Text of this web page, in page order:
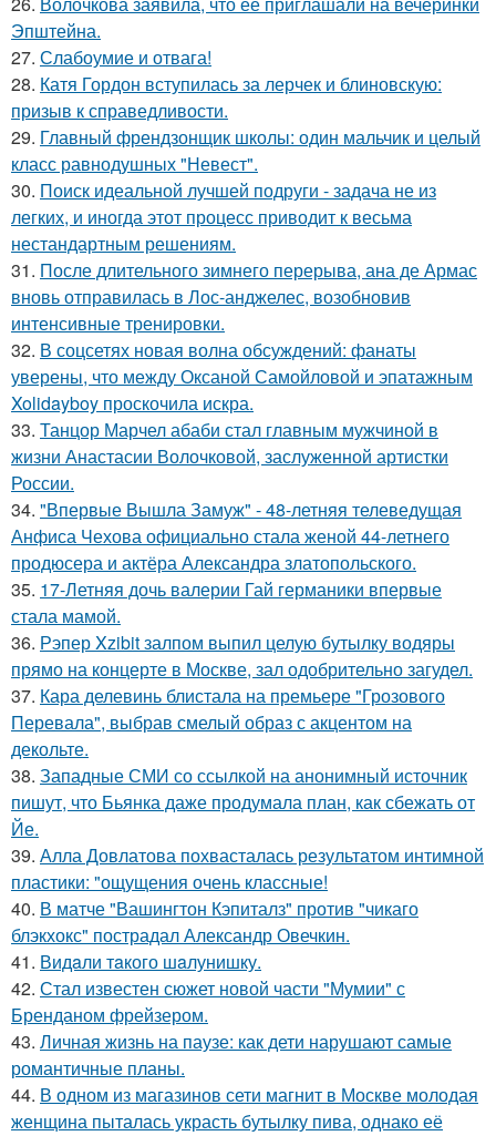
Эпштейна.
27. Слабоумие и отвага!
28. Катя Гордон вступилась за лерчек и блиновскую:
призыв к справедливости.
29. Главный френдзонщик школы: один мальчик и целый
класс равнодушных "Невест".
30. Поиск идеальной лучшей подруги - задача не из
легких, и иногда этот процесс приводит к весьма
нестандартным решениям.
31. После длительного зимнего перерыва, ана де Армас
вновь отправилась в Лос-анджелес, возобновив
интенсивные тренировки.
32. В соцсетях новая волна обсуждений: фанаты
уверены, что между Оксаной Самойловой и эпатажным
Xolidayboy проскочила искра.
33. Танцор Марчел абаби стал главным мужчиной в
жизни Анастасии Волочковой, заслуженной артистки
России.
34. "Впервые Вышла Замуж" - 48-летняя телеведущая
Анфиса Чехова официально стала женой 44-летнего
продюсера и актёра Александра златопольского.
35. 17-Летняя дочь валерии Гай германики впервые
стала мамой.
36. Рэпер Xzibit залпом выпил целую бутылку водяры
прямо на концерте в Москве, зал одобрительно загудел.
37. Кара делевинь блистала на премьере "Грозового
Перевала", выбрав смелый образ с акцентом на
декольте.
38. Западные СМИ со ссылкой на анонимный источник
пишут, что Бьянка даже продумала план, как сбежать от
Йе.
39. Алла Довлатова похвасталась результатом интимной
пластики: "ощущения очень классные!
40. В матче "Вашингтон Кэпиталз" против "чикаго
блэкхокс" пострадал Александр Овечкин.
41. Видaли тaкого шaлунишку.
42. Стал известен сюжет новой части "Мумии" с
Бренданом фрейзером.
43. Личная жизнь на паузе: как дети нарушают самые
романтичные планы.
44. В одном из магазинов сети магнит в Москве молодая
женщина пыталась украсть бутылку пива, однако её